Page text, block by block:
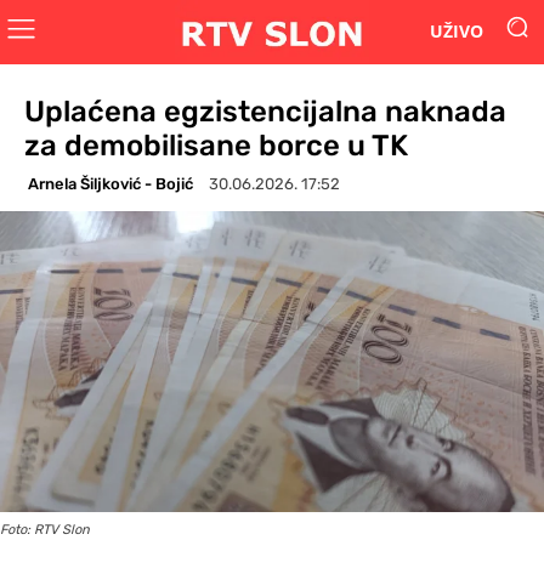
UŽIVO
Uplaćena egzistencijalna naknada
za demobilisane borce u TK
Arnela Šiljković - Bojić 30.06.2026. 17:52
Foto: RTV Slon